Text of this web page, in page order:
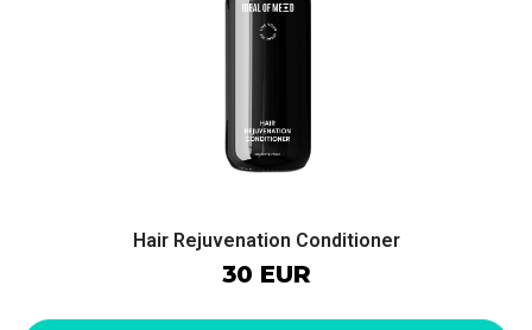
Hair Rejuvenation Conditioner
30 EUR